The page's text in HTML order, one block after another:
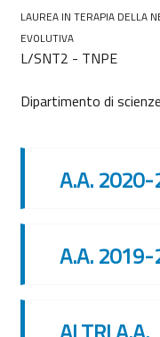
LAUREA IN TERAPIA DELLA
EVOLUTIVA
L/SNT2 - TNPE
Dipartimento di
A.A. 2020-
A.A.